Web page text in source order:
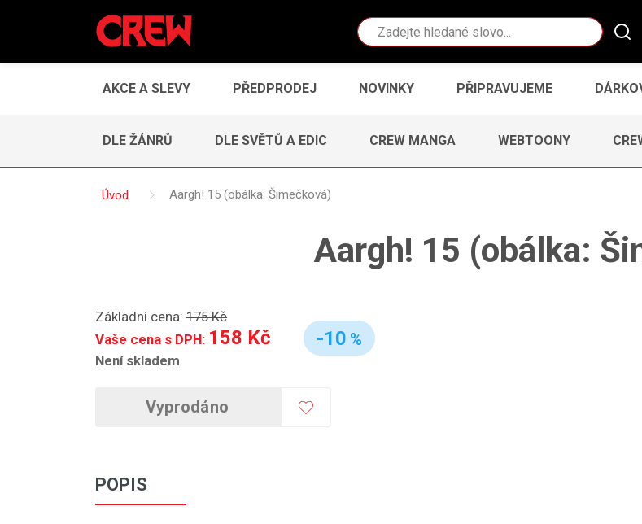
Vyhledávání
AKCE A SLEVY PŘEDPRODEJ NOVINKY PŘIPRAVUJEME
DLE ŽÁNRŮ DLE SVĚTŮ A EDIC CREW MANGA WEBTOONY
Úvod Aargh! 15 (obálka: Šimečková)
Aargh! 15 (obálka:
Základní cena: 175 Kč
Vaše cena s DPH: 158 Kč
Není skladem
-10 %
Vyprodáno
POPIS